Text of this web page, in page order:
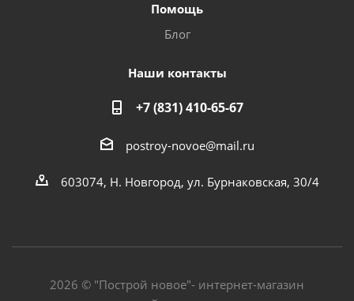
Помощь
Блог
Наши контакты
+7 (831) 410-65-67
postroy-novoe@mail.ru
603074, Н. Новгород, ул. Бурнаковская, 30/4
2026 © "Построй новое"- интернет-магазин